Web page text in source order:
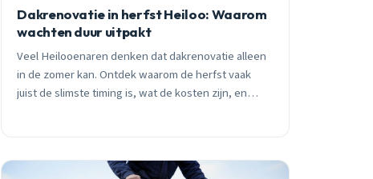
Dakrenovatie in herfst Heiloo: Waarom
wachten duur uitpakt
Veel Heilooenaren denken dat dakrenovatie alleen
in de zomer kan. Ontdek waarom de herfst vaak
juist de slimste timing is, wat de kosten zijn, en